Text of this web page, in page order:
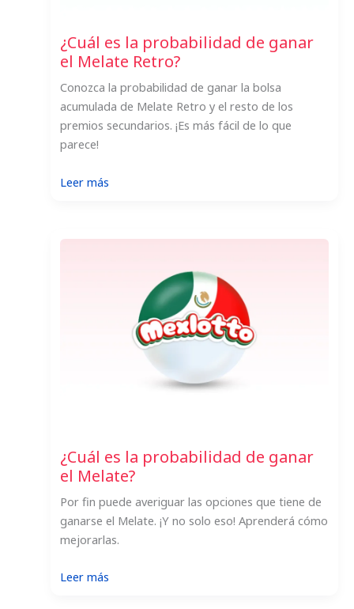
¿Cuál es la probabilidad de ganar
el Melate Retro?
Conozca la probabilidad de ganar la bolsa
acumulada de Melate Retro y el resto de los
premios secundarios. ¡Es más fácil de lo que
parece!
Leer más:
la
Melate
Retro?
¿Cuál es la probabilidad de ganar
el Melate?
Por fin puede averiguar las opciones que tiene de
ganarse el Melate. ¡Y no solo eso! Aprenderá cómo
mejorarlas.
Leer más: